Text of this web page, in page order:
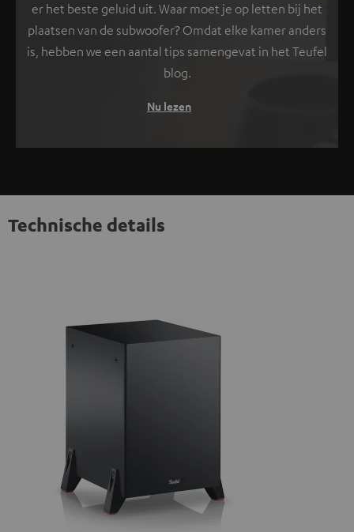
er het beste geluid uit. Waar moet je op letten bij het
plaatsen van de subwoofer? Omdat elke kamer anders
is, hebben we een aantal tips samengevat in het Teufel
blog.
Nu lezen
Technische details